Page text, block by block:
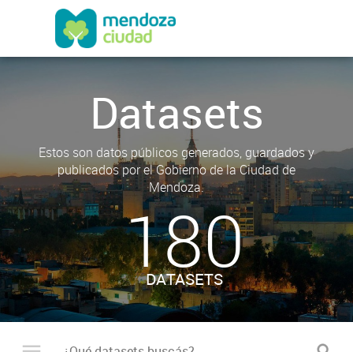
Datasets
Estos son datos públicos generados, guardados y
publicados por el Gobierno de la Ciudad de
Mendoza.
180
DATASETS